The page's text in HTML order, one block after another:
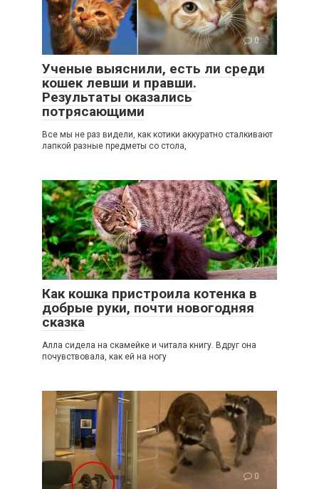
0
Ученые выяснили, есть ли среди
кошек левши и правши.
Результаты оказались
потрясающими
Все мы не раз видели, как котики аккуратно сталкивают
лапкой разные предметы со стола,
2
Как кошка пристроила котенка в
добрые руки, почти новогодняя
сказка
Алла сидела на скамейке и читала книгу. Вдруг она
почувствовала, как ей на ногу
0